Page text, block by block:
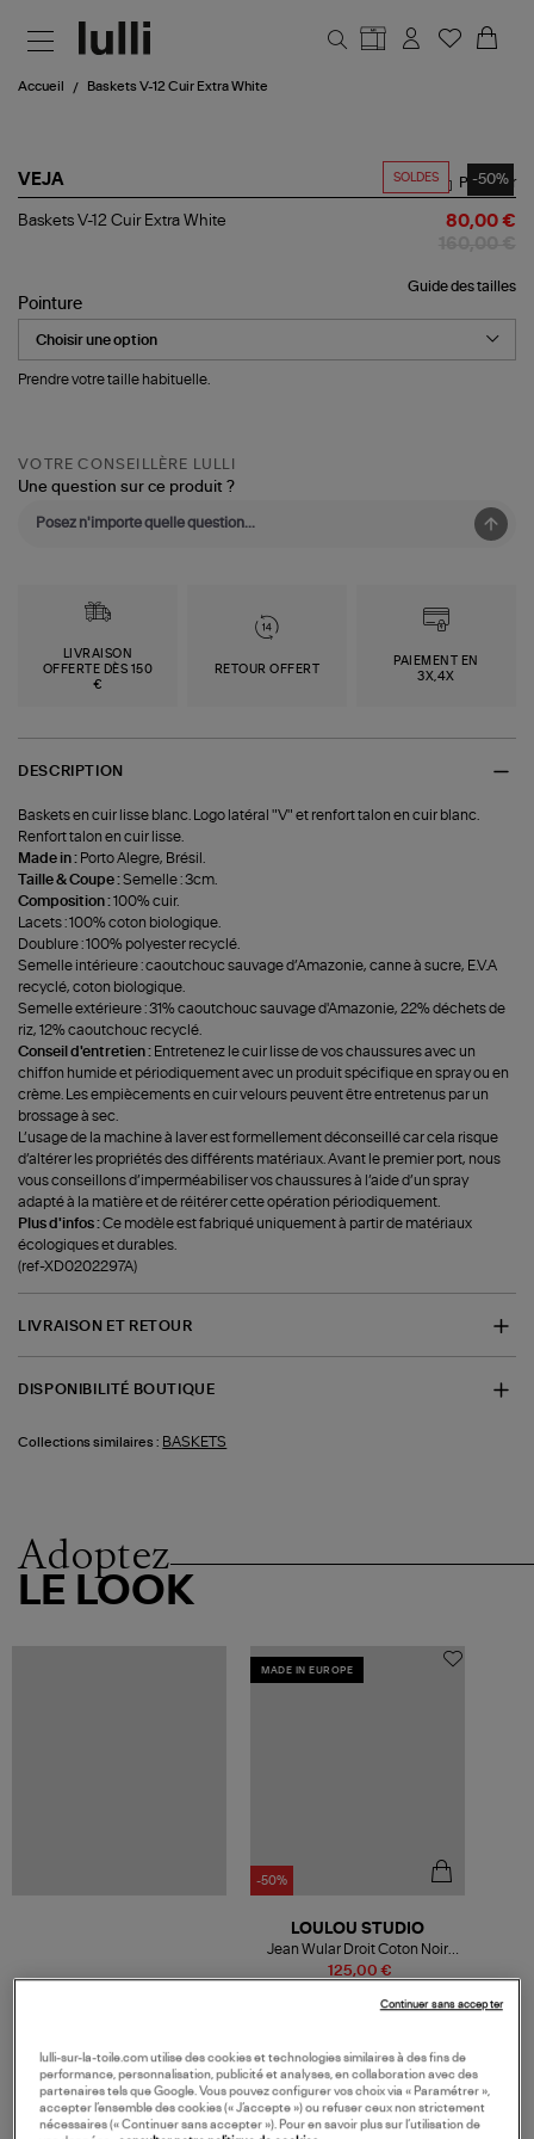
Accueil Baskets V-12 Cuir Extra White
SOLDES -50%
VEJA
Baskets
Extra
White
Partager
Baskets V-12 Cuir Extra White 80,00 €
Guide des tailles
Pointure
Prendre votre taille habituelle.
VOTRE CONSEILLÈRE LULLI
Une question sur ce produit ?
LIVRAISON
OFFERTE DÈS 150
€
RETOUR OFFERT
PAIEMENT EN
3X,4X
DESCRIPTION
Baskets en cuir lisse blanc. Logo latéral "V" et renfort talon en cuir blanc.
Renfort talon en cuir lisse.
Made in : Porto Alegre, Brésil.
Taille & Coupe :Semelle : 3cm.
Composition :100% cuir.
Lacets : 100% coton biologique.
Doublure : 100% polyester recyclé.
Semelle intérieure : caoutchouc sauvage d’Amazonie, canne à sucre, E.V.A
recyclé, coton biologique.
Semelle extérieure : 31% caoutchouc sauvage d'Amazonie, 22% déchets de
riz, 12% caoutchouc recyclé.
Conseil d'entretien : Entretenez le cuir lisse de vos chaussures avec un
chiffon humide et périodiquement avec un produit spécifique en spray ou en
crème. Les empiècements en cuir velours peuvent être entretenus par un
brossage à sec.
L’usage de la machine à laver est formellement déconseillé car cela risque
d’altérer les propriétés des différents matériaux. Avant le premier port, nous
vous conseillons d’imperméabiliser vos chaussures à l’aide d’un spray
adapté à la matière et de réitérer cette opération périodiquement.
Plus d'infos :Ce modèle est fabriqué uniquement à partir de matériaux
écologiques et durables.
(ref-XD0202297A)
LIVRAISON ET RETOUR
DISPONIBILITÉ BOUTIQUE
Collections similaires : BASKETS
Adoptez
LE LOOK
MADE IN EUROPE
-50%
125,00 €
LOULOU STUDIO
Jean Wular Droit Coton Noir
Délavé
VOS DERNIERS PRODUITS VUS
lulli-sur-la-toile.com utilise des cookies et technologies similaires à des fins de
performance, personnalisation, publicité et analyses, en collaboration avec des
partenaires tels que Google. Vous pouvez configurer vos choix via « Paramétrer »,
accepter l’ensemble des cookies (« J’accepte ») ou refuser ceux non strictement
nécessaires (« Continuer sans accepter »). Pour en savoir plus sur l’utilisation de
Continuer sans accepter